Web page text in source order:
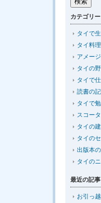
カテゴリ
タイで
タイ料理
アメー
タイの
タイで
読書の
タイで
スコー
タイの
タイの
出版本
タイの
最近の記事
お引っ